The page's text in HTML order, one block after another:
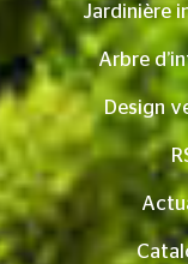
Jardinière
Arbre
Design